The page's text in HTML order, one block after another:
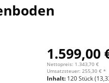
1.599,00
Nettopreis: 1.343,70 €
Umsatzsteuer: 255,30 € *
Inhalt: 120 Stück